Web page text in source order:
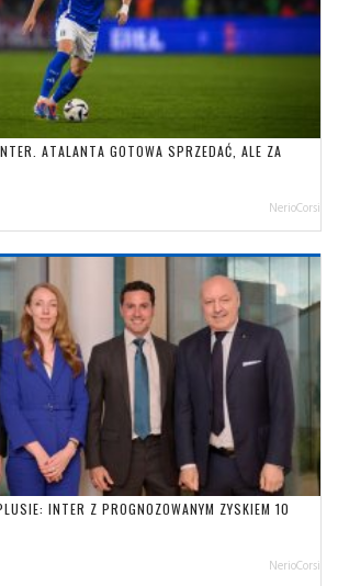
ATALANTA GOTOWA SPRZEDAĆ, ALE ZA
NerioCorsi
INTER Z PROGNOZOWANYM ZYSKIEM 10
NerioCorsi